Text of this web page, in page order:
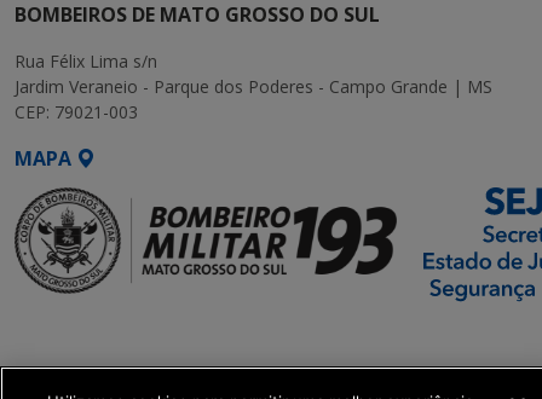
BOMBEIROS DE MATO GROSSO DO SUL
Rua Félix Lima s/n
Jardim Veraneio - Parque dos Poderes - Campo Grande | MS
CEP: 79021-003
MAPA
Executiva de
Transformação Digital